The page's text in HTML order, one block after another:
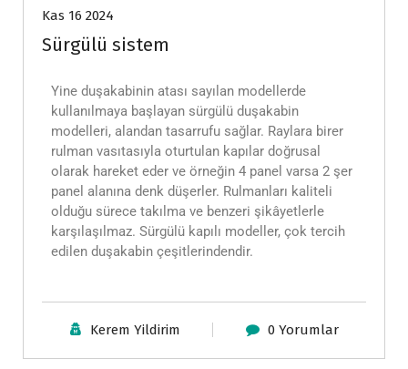
Kas 16 2024
Sürgülü sistem
Yine duşakabinin atası sayılan modellerde
kullanılmaya başlayan sürgülü duşakabin
modelleri, alandan tasarrufu sağlar. Raylara birer
rulman vasıtasıyla oturtulan kapılar doğrusal
olarak hareket eder ve örneğin 4 panel varsa 2 şer
panel alanına denk düşerler. Rulmanları kaliteli
olduğu sürece takılma ve benzeri şikâyetlerle
karşılaşılmaz. Sürgülü kapılı modeller, çok tercih
edilen duşakabin çeşitlerindendir.
Kerem Yildirim 0 Yorumlar